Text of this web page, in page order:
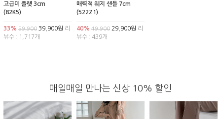
고급미 플랫 3cm
(82K5)
33% 59,900 39,900원 리
뷰수 : 1,717개
매력적 웨지 샌들 7cm
(522Z1)
40% 49,90029,900원 리
뷰수 : 439개
매일매일 만나는 신상 10% 할인